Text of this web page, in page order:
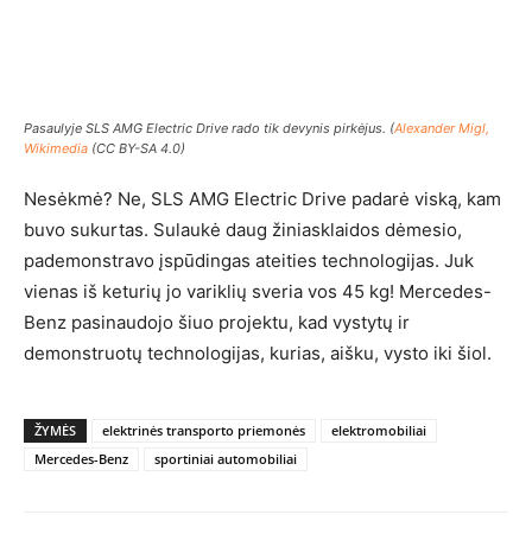
Pasaulyje SLS AMG Electric Drive rado tik devynis pirkėjus. (Alexander Migl,
Wikimedia (CC BY-SA 4.0)
Nesėkmė? Ne, SLS AMG Electric Drive padarė viską, kam
buvo sukurtas. Sulaukė daug žiniasklaidos dėmesio,
pademonstravo įspūdingas ateities technologijas. Juk
vienas iš keturių jo variklių sveria vos 45 kg! Mercedes-
Benz pasinaudojo šiuo projektu, kad vystytų ir
demonstruotų technologijas, kurias, aišku, vysto iki šiol.
ŽYMĖS elektrinės transporto priemonės
elektromobiliai
Mercedes-Benz
sportiniai automobiliai